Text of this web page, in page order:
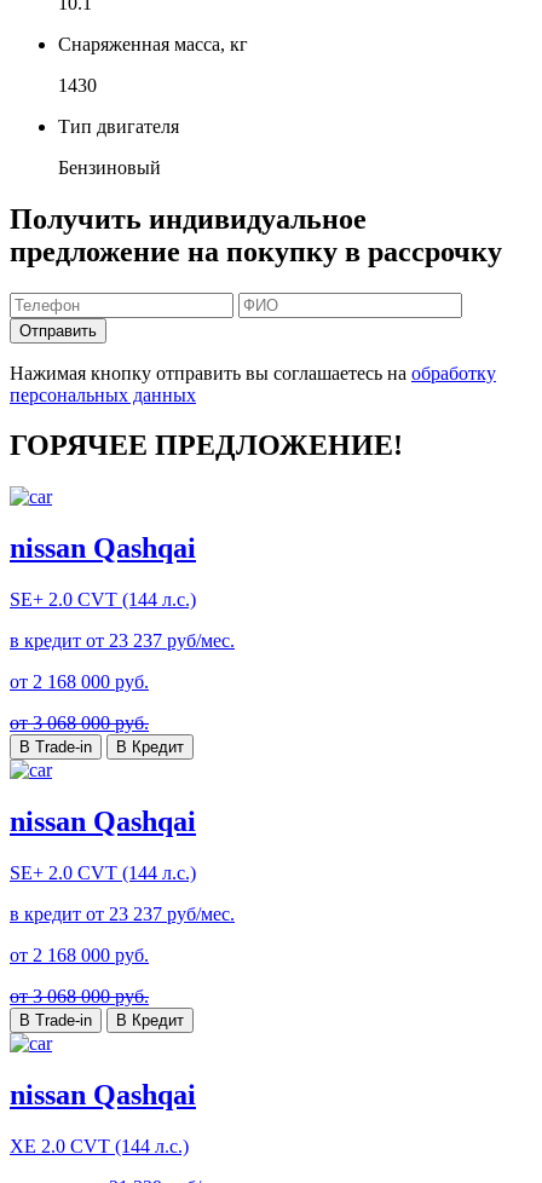
Снаряженная масса, кг
1430
Тип двигателя
Бензиновый
Получить индивидуальное
предложение на покупку в рассрочку
Отправить
Нажимая кнопку отправить вы соглашаетесь на обработку
персональных данных
ГОРЯЧЕЕ ПРЕДЛОЖЕНИЕ!
nissan Qashqai
SE+ 2.0 CVT (144 л.с.)
в кредит от 23 237 руб/мес.
от 2 168 000 руб.
от 3 068 000 руб.
В Trade-in В Кредит
nissan Qashqai
SE+ 2.0 CVT (144 л.с.)
в кредит от 23 237 руб/мес.
от 2 168 000 руб.
от 3 068 000 руб.
В Trade-in В Кредит
nissan Qashqai
XE 2.0 CVT (144 л.с.)